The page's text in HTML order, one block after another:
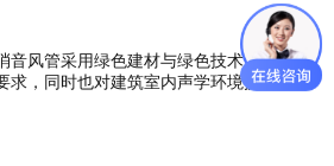
音风管采用绿色建材与绿色技术，不仅可
求，同时也对建筑室内声学环境提供了保